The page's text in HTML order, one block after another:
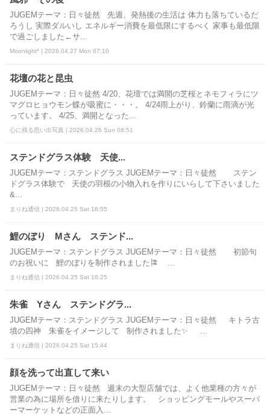
JUGEMテーマ：日々徒然 先週、発熱後の生活は 体力も落ちているだ
ろうし 実際ダルいし エネルギー消費を最低限にするべく 家事も最低限
で過ごしました←サ...
Moonlight* | 2026.04.27 Mon 07:10
花壇の花と昆虫
JUGEMテーマ：日々徒然 4/20、花壇では満開の芝桜とネモフィラにツ
マグロヒョウモン蝶が吸蜜に・・・。 4/24雨上がり、鈴蘭に雨滴が光
っています。 4/25、満開となった...
心に残る思い出写真 | 2026.04.26 Sun 08:51
ステンドグラス体験 天使...
JUGEMテーマ：ステンドグラス JUGEMテーマ：日々徒然 ステン
ドグラス体験で 天使の羽根の小物入れを作りにいらして下さいました
&...
まりね通信 | 2026.04.25 Sat 16:55
鯉のぼり Mさん ステンド...
JUGEMテーマ：ステンドグラス JUGEMテーマ：日々徒然 初節句
のお祝いに 鯉のぼりを制作されました🎏 ...
まりね通信 | 2026.04.25 Sat 16:25
朱雀 Yさん ステンドグラ...
JUGEMテーマ：ステンドグラス JUGEMテーマ：日々徒然 キトラ古
墳の四神 朱雀をイメージして 制作されました✨ ...
まりね通信 | 2026.04.25 Sat 15:44
顔を洗って出直して来い
JUGEMテーマ：日々徒然 週末の大型店舗では、よく他業種の方々が
営業の為に場所を借りに来たりします。 ショッピングモールやスーパ
ーマーケットなどの正面入...